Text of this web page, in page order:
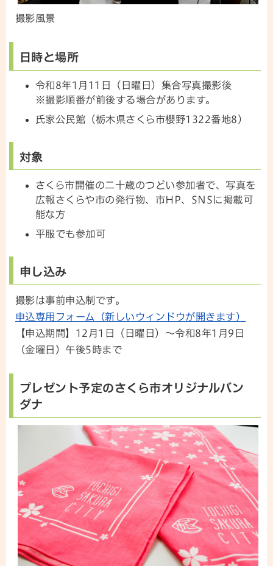
撮影風景
日時と場所
令和8年1月11日（日曜日）集合写真撮影後
※撮影順番が前後する場合があります。
氏家公民館（栃木県さくら市櫻野1322番地8）
対象
さくら市開催の二十歳のつどい参加者で、写真を
広報さくらや市の発行物、市HP、SNSに掲載可
能な方
平服でも参加可
申し込み
撮影は事前申込制です。
申込専用フォーム（新しいウィンドウが開きます）
【申込期間】12月1日（日曜日）～令和8年1月9日
（金曜日）午後5時まで
プレゼント予定のさくら市オリジナルバン
ダナ